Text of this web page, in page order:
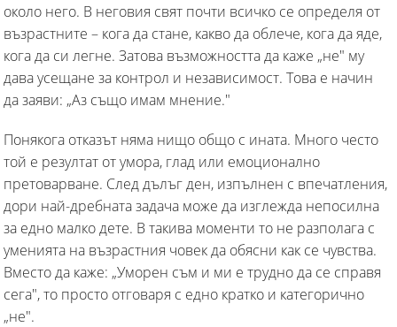
около него. В неговия свят почти всичко се определя от
възрастните – кога да стане, какво да облече, кога да яде,
кога да си легне. Затова възможността да каже „не" му
дава усещане за контрол и независимост. Това е начин
да заяви: „Аз също имам мнение."
Понякога отказът няма нищо общо с ината. Много често
той е резултат от умора, глад или емоционално
претоварване. След дълъг ден, изпълнен с впечатления,
дори най-дребната задача може да изглежда непосилна
за едно малко дете. В такива моменти то не разполага с
уменията на възрастния човек да обясни как се чувства.
Вместо да каже: „Уморен съм и ми е трудно да се справя
сега", то просто отговаря с едно кратко и категорично
„не".